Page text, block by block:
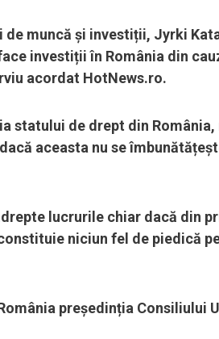
muncă și investiții, Jyrki
investiții în România din
acordat HotNews.ro.
statului de drept din
aceasta nu se
lucrurile chiar dacă din
niciun fel de piedică
președinția Consiliului